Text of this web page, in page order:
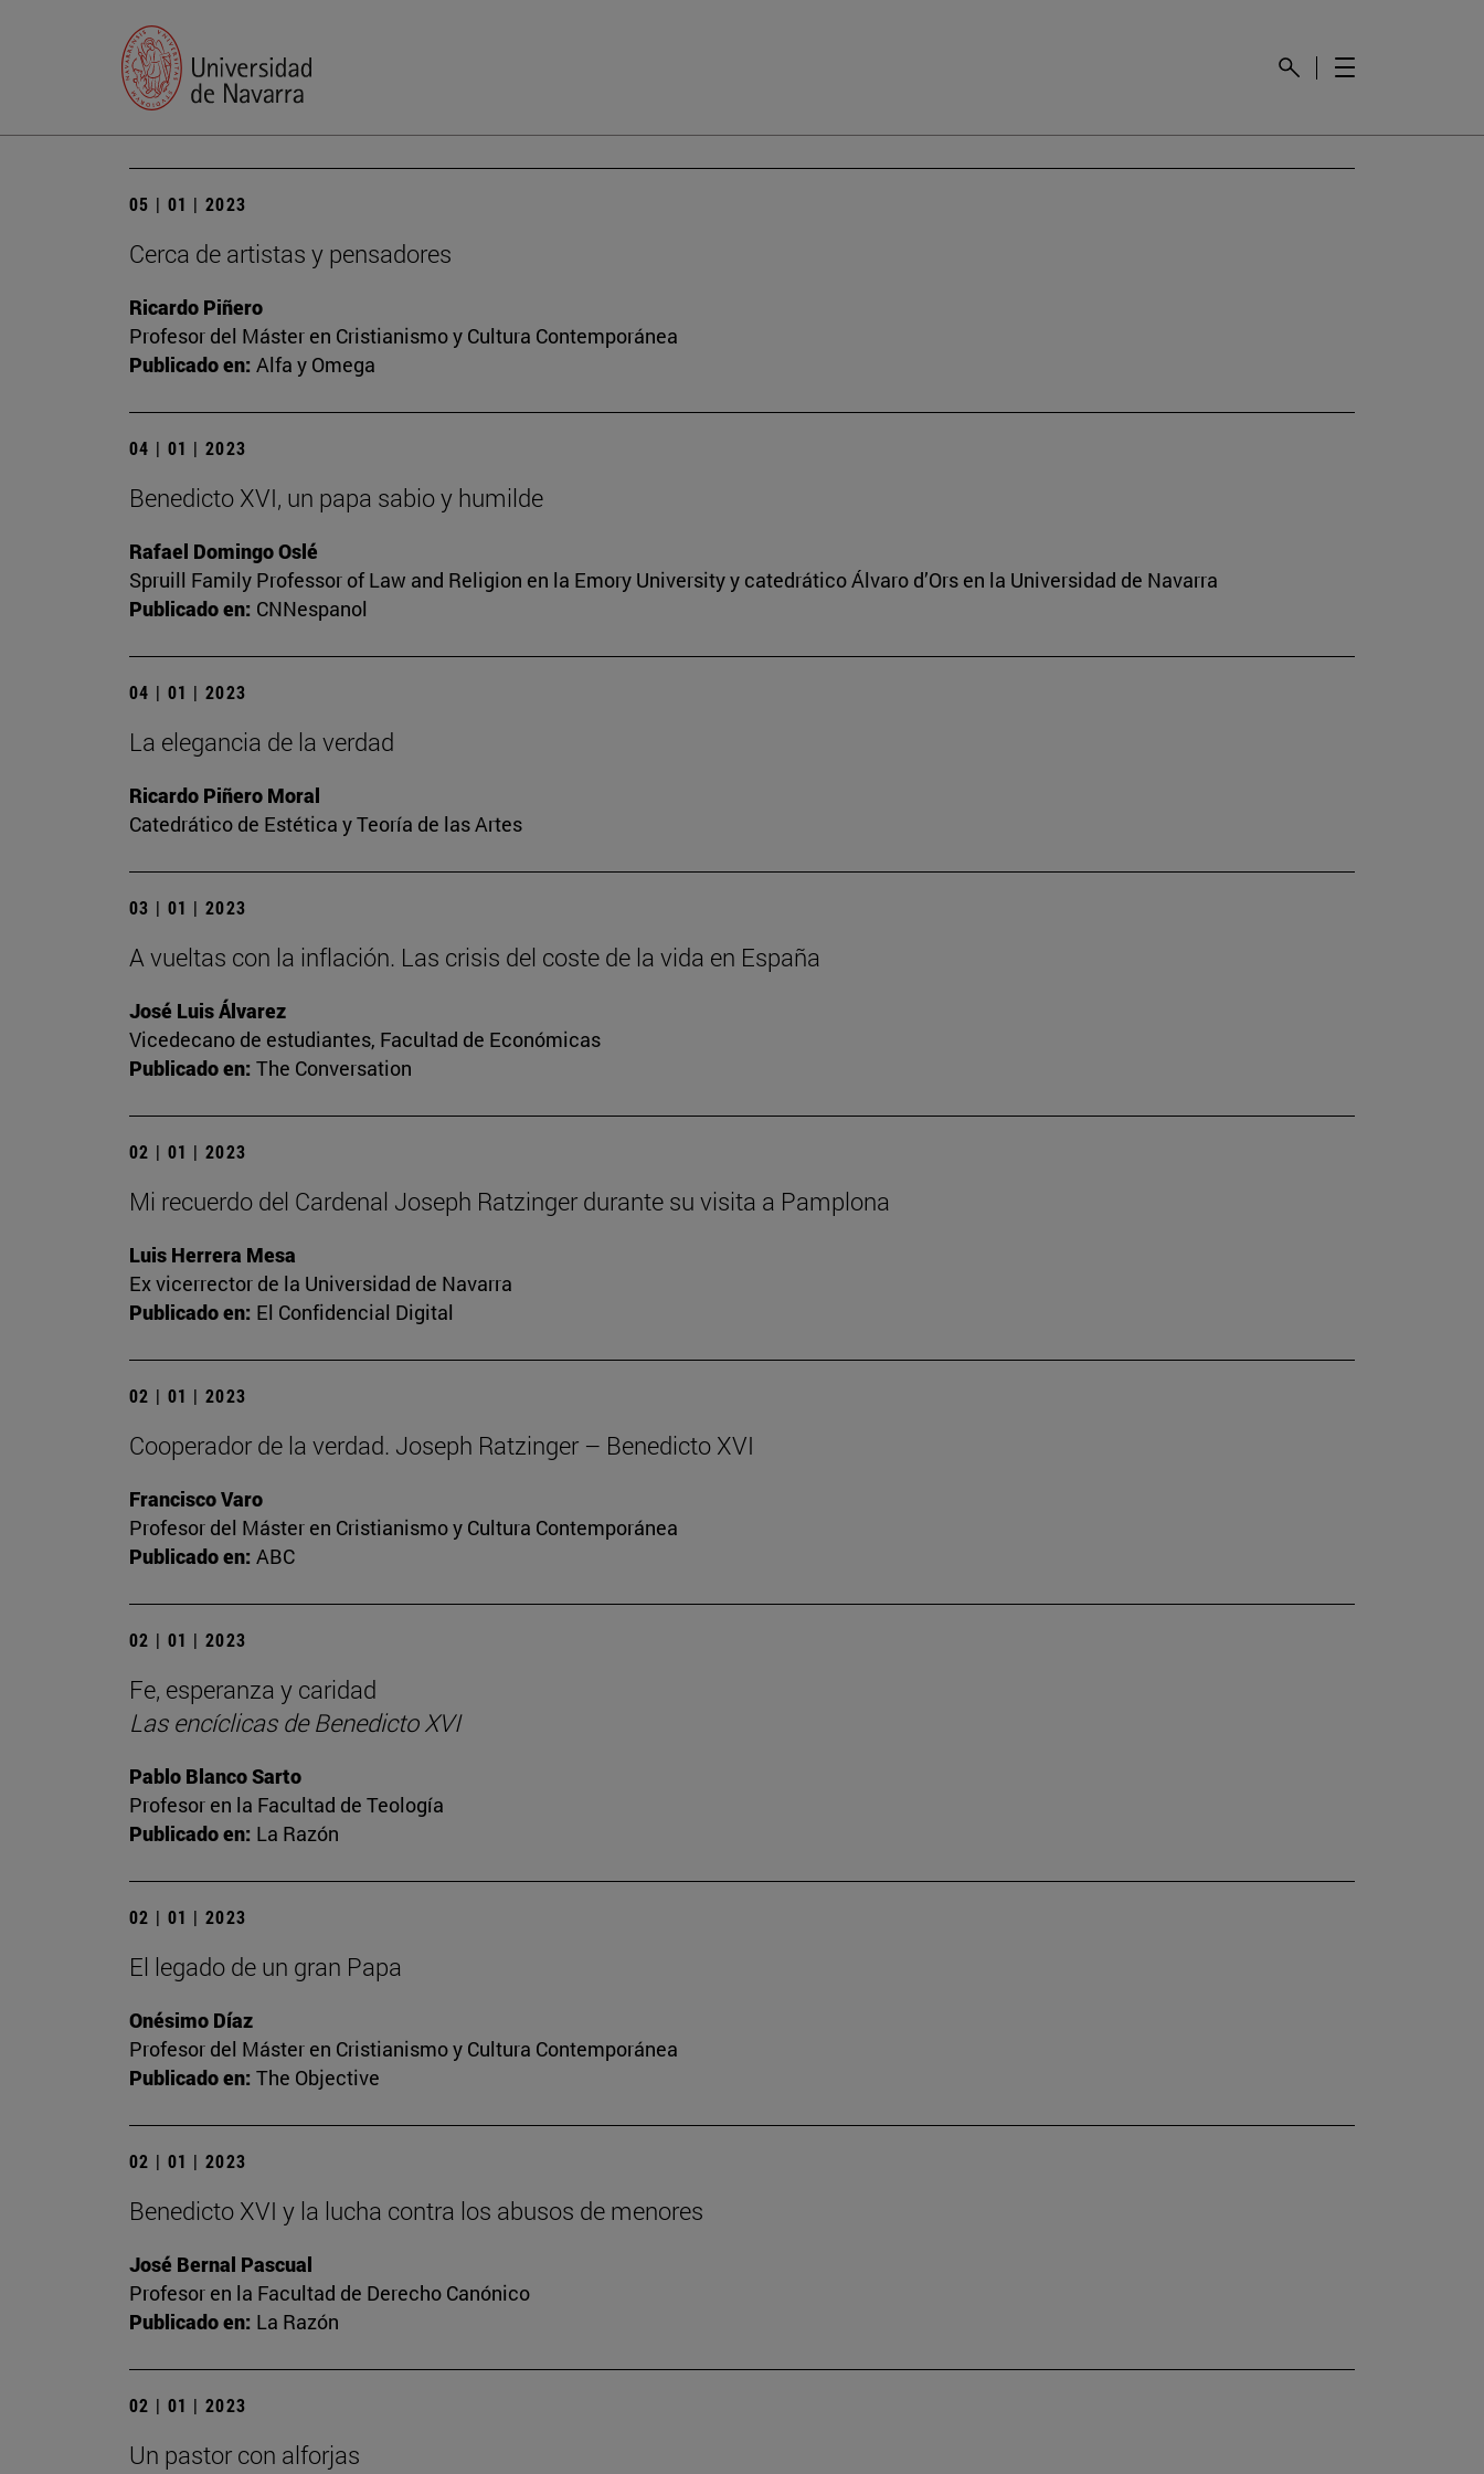
05 | 01 | 2023
Cerca de artistas y pensadores
Ricardo Piñero
Profesor del Máster en Cristianismo y Cultura Contemporánea
Publicado en: Alfa y Omega
04 | 01 | 2023
Benedicto XVI, un papa sabio y humilde
Rafael Domingo Oslé
Spruill Family Professor of Law and Religion en la Emory University y catedrático Álvaro d’Ors en la Universidad de Navarra
Publicado en: CNNespanol
04 | 01 | 2023
La elegancia de la verdad
Ricardo Piñero Moral
Catedrático de Estética y Teoría de las Artes
03 | 01 | 2023
A vueltas con la inflación. Las crisis del coste de la vida en España
José Luis Álvarez
Vicedecano de estudiantes, Facultad de Económicas
Publicado en: The Conversation
02 | 01 | 2023
Mi recuerdo del Cardenal Joseph Ratzinger durante su visita a Pamplona
Luis Herrera Mesa
Ex vicerrector de la Universidad de Navarra
Publicado en: El Confidencial Digital
02 | 01 | 2023
Cooperador de la verdad. Joseph Ratzinger – Benedicto XVI
Francisco Varo
Profesor del Máster en Cristianismo y Cultura Contemporánea
Publicado en: ABC
02 | 01 | 2023
Fe, esperanza y caridad
Las encíclicas de Benedicto XVI
Pablo Blanco Sarto
Profesor en la Facultad de Teología
Publicado en: La Razón
02 | 01 | 2023
El legado de un gran Papa
Onésimo Díaz
Profesor del Máster en Cristianismo y Cultura Contemporánea
Publicado en: The Objective
02 | 01 | 2023
Benedicto XVI y la lucha contra los abusos de menores
José Bernal Pascual
Profesor en la Facultad de Derecho Canónico
Publicado en: La Razón
02 | 01 | 2023
Un pastor con alforjas